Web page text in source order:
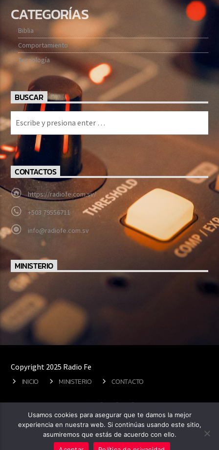
CATEGORÍAS
Biblia
Comportamiento
Tecnología
BUSCAR
CONTACTOS
https://radiofe.com.sv/
+503 79556711
info@radiofe.com.sv
MINISTERIO
Copyright 2025 Radio Fe
INICIO MINISTERIO CONTACTO
Usamos cookies para asegurar que te damos la mejor
experiencia en nuestra web. Si continúas usando este sitio,
asumiremos que estás de acuerdo con ello.